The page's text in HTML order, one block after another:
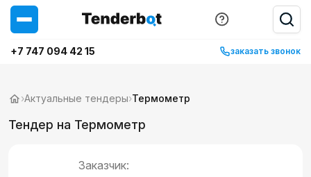
+7 747 094 42 15 заказать звонок
›Актуальные тендеры›Термометр
Тендер на Термометр
Заказчик: